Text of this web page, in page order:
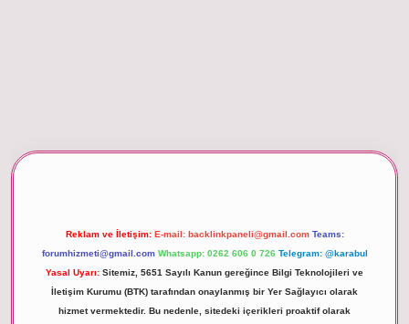
Reklam ve İletişim: E-mail: backlinkpaneli@gmail.com Teams:
forumhizmeti@gmail.com Whatsapp: 0262 606 0 726 Telegram: @karabul
Yasal Uyarı: Sitemiz, 5651 Sayılı Kanun gereğince Bilgi Teknolojileri ve
İletişim Kurumu (BTK) tarafından onaylanmış bir Yer Sağlayıcı olarak
hizmet vermektedir. Bu nedenle, sitedeki içerikleri proaktif olarak